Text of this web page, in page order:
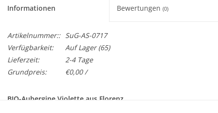
Informationen Bewertungen (0)
Artikelnummer:: SuG-AS-0717
Verfügbarkeit:
Auf Lager(65)
Lieferzeit:
2-4 Tage
Grundpreis:
€0,00 /
BIO-Aubergine Violette aus Florenz